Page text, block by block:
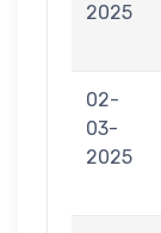
2025
02-
03-
2025